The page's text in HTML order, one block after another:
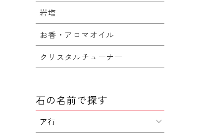
岩塩
お香・アロマオイル
クリスタルチューナー
石の名前で探す
ア行